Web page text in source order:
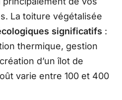
La toiture végétalisée
significatifs :
thermique, gestion
d’un îlot de
varie entre 100 et 400